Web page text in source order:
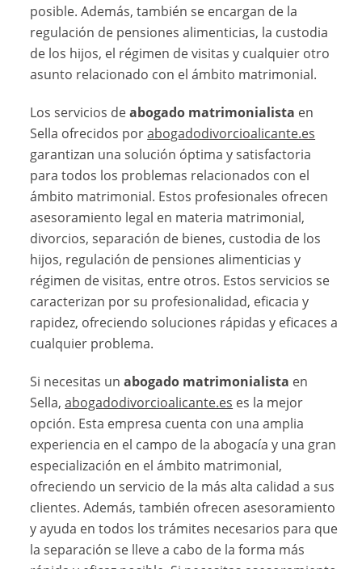
posible. Además, también se encargan de la
regulación de pensiones alimenticias, la custodia
de los hijos, el régimen de visitas y cualquier otro
asunto relacionado con el ámbito matrimonial.
Los servicios deabogado matrimonialista en
Sella ofrecidos porabogadodivorcioalicante.es
garantizan una solución óptima y satisfactoria
para todos los problemas relacionados con el
ámbito matrimonial. Estos profesionales ofrecen
asesoramiento legal en materia matrimonial,
divorcios, separación de bienes, custodia de los
hijos, regulación de pensiones alimenticias y
régimen de visitas, entre otros. Estos servicios se
caracterizan por su profesionalidad, eficacia y
rapidez, ofreciendo soluciones rápidas y eficaces a
cualquier problema.
Si necesitas unabogado matrimonialista en
Sella,abogadodivorcioalicante.es es la mejor
opción. Esta empresa cuenta con una amplia
experiencia en el campo de la abogacía y una gran
especialización en el ámbito matrimonial,
ofreciendo un servicio de la más alta calidad a sus
clientes. Además, también ofrecen asesoramiento
y ayuda en todos los trámites necesarios para que
la separación se lleve a cabo de la forma más